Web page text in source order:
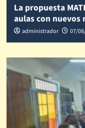
La propuesta
aulas con
administrador 07/